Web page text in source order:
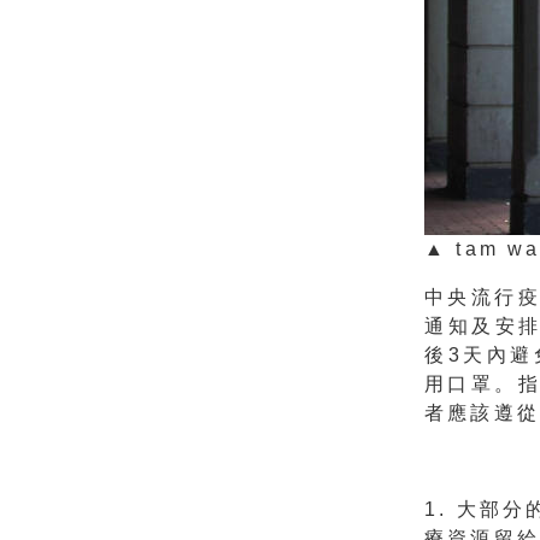
▲ tam
中央流行
通知及安
後3天內避
用口罩。
者應該遵
1. 大部分